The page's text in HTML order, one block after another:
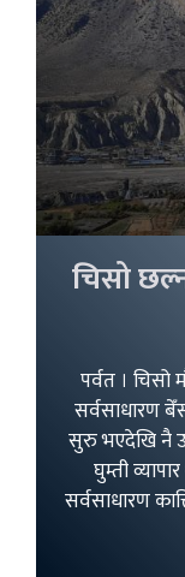
चिसो
पर्वत ।
सर्वसाधारण
सुरु भएदेखि नै
घुम्ती
सर्वसाधारण